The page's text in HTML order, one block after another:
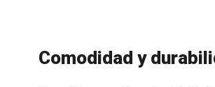
Comodidad y